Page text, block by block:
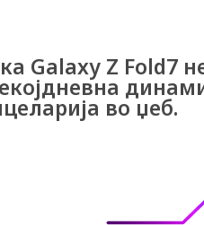
Galaxy Z Fold7
во џеб.